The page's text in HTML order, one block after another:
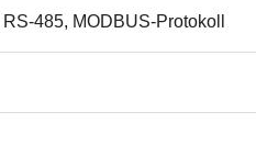
485, MODBUS-Protokoll